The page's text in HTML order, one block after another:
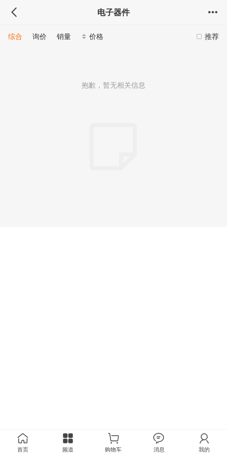
电子器件
推荐
综合 询价 销量 价格
抱歉，暂无相关信息
首页 频道 购物车 消息 我的